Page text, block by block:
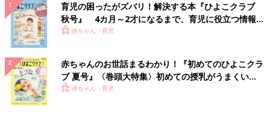
育児の困ったがズバリ！解決する本『ひよこクラブ
秋号』 4カ月～2才になるまで、育児に役立つ情報が
いっぱい！
赤ちゃん・育児
赤ちゃんのお世話まるわかり！『初めてのひよこクラ
ブ 夏号』〈巻頭大特集〉初めての授乳がうまくい
く！ おっぱい・ミルクの基本と夏のトラブル 解決テ
赤ちゃん・育児